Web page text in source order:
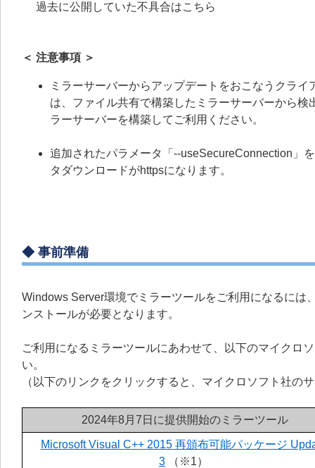
過去に公開していた不具合はこちら
＜ 注意事項 ＞
ミラーサーバーからアップデートをおこなうクラ
は、ファイル共有で構築したミラーサーバーから
ラーサーバーを構築してご利用ください。
追加されたパラメータ「--useSecureConnection」
タダウンロードがhttpsになります。
◆ 事前準備
Windows Server環境でミラーツールをご利用になるには
ンストールが必要となります。
ご利用になるミラーツールにあわせて、以下のマイクロ
い。
（以下のリンクをクリックすると、マイクロソフト社の
2024年8月7日に提供開始のミラーツール
Microsoft Visual C++ 2015 再頒布可能パッケージ
3 （※1）